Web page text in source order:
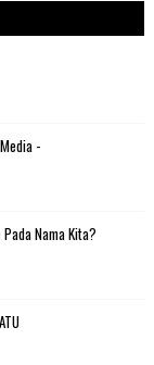
-
Nama Kita?